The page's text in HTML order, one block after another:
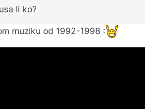
li ko?
muziku od 1992-1998 :